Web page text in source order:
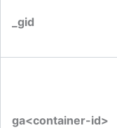
_gid
ga<container-id>